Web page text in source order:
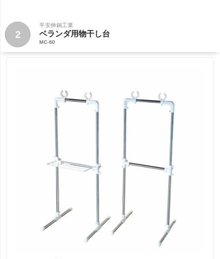
2
平安伸銅工業
ベランダ用物干し台
MC-60